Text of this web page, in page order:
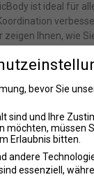
ist ideal für
Ihnen, wie
ganzheitlicher
Kraft im Alltag
dynamische
Weise.
bevor Sie
sind und Ihre
möchten, müssen
Erlaubnis bitten.
andere
essenziell,